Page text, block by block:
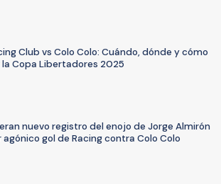
Club vs Colo Colo: Cuándo, dónde y cómo
la Copa Libertadores 2025
nuevo registro del enojo de Jorge Almirón
agónico gol de Racing contra Colo Colo